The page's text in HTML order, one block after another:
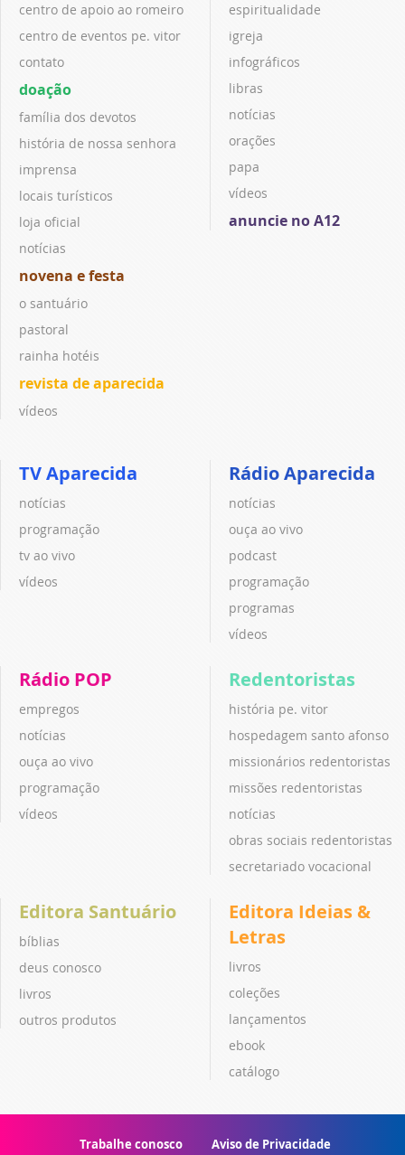
centro de apoio ao romeiro
centro de eventos pe. vitor
contato
doação
família dos devotos
história de nossa senhora
imprensa
locais turísticos
loja oficial
notícias
novena e festa
o santuário
pastoral
rainha hotéis
revista de aparecida
vídeos
espiritualidade
igreja
infográficos
libras
notícias
orações
papa
vídeos
anuncie no A12
TV Aparecida
notícias
programação
tv ao vivo
vídeos
Rádio Aparecida
notícias
ouça ao vivo
podcast
programação
programas
vídeos
Rádio POP
empregos
notícias
ouça ao vivo
programação
vídeos
Redentoristas
história pe. vitor
hospedagem santo afonso
missionários redentoristas
missões redentoristas
notícias
obras sociais redentoristas
secretariado vocacional
Editora Santuário
bíblias
deus conosco
livros
outros produtos
Editora Ideias &
Letras
livros
coleções
lançamentos
ebook
catálogo
Trabalhe conosco Aviso de Privacidade